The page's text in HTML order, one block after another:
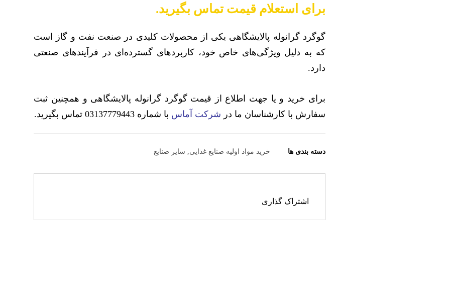
برای استعلام قیمت تماس بگیرید.
گوگرد گرانوله پالایشگاهی یکی از محصولات کلیدی در صنعت نفت و گاز است
که به دلیل ویژگی‌های خاص خود، کاربردهای گسترده‌ای در فرآیندهای صنعتی
دارد.
برای خرید و یا جهت اطلاع از قیمت گوگرد گرانوله پالایشگاهی و همچنین ثبت
سفارش با کارشناسان ما در شرکت آماس با شماره 03137779443 تماس بگیرید.
دسته بندی ها خرید مواد اولیه صنایع غذایی سایر صنایع